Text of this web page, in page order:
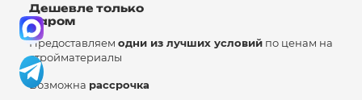
Дешевле только
даром
Предоставляем одни из лучших условий по ценам на
стройматериалы
Возможна рассрочка